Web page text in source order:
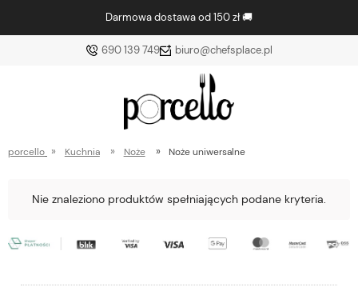
Darmowa dostawa od 150 zł 🚚
690 139 749 biuro@chefsplace.pl
porcello » Kuchnia » Noże » Noże uniwersalne
Nie znaleziono produktów spełniających podane kryteria.